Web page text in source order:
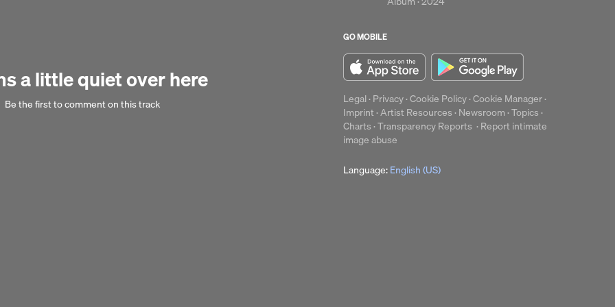
a little quiet over here
Be the first to comment on this track
GO MOBILE
Legal·Privacy·Cookie Policy·Cookie Manager·
Imprint·Artist Resources·Newsroom·Topics·
Charts·Transparency Reports ·Report intimate
image abuse
Language:English (US)
Clear